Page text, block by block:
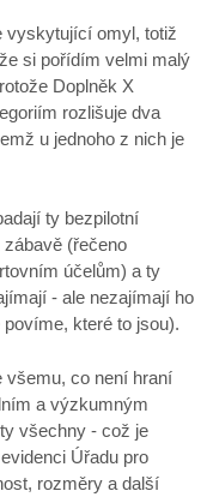
vyskytující omyl, totiž
si pořídím velmi malý
Doplněk X
rozlišuje dva
u jednoho z nich je
ty bezpilotní
(řečeno
účelům) a ty
- ale nezajímají ho
které to jsou).
všemu, co není hraní
a výzkumným
všechny - což je
Úřadu pro
rozměry a další